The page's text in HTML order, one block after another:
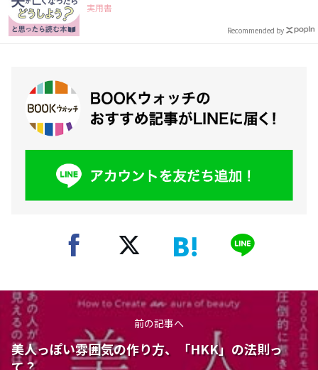
実用書
Recommended by
前の記事へ
美人っぽい雰囲気の作り方、「HKK」の法則っ
て？